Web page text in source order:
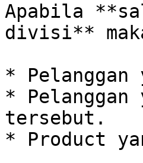
Apabila
divisi**
*
*
tersebut.
* Product